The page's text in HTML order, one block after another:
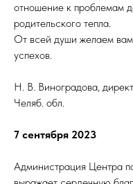
отношение к проблемам
родительского тепла.
От всей души желаем вам
успехов.
Н. В. Виноградова,
Челяб. обл.
7 сентября 2023
Администрация Центра